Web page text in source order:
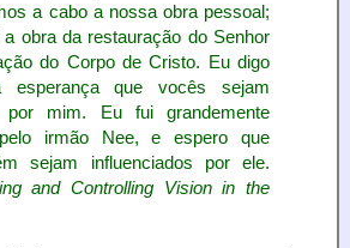
a cabo a nossa obra pessoal;
obra da restauração do Senhor
do Corpo de Cristo. Eu digo
que vocês sejam
por mim. Eu fui grandemente
pelo irmão Nee, e espero que
sejam influenciados por ele.
and Controlling Vision in the